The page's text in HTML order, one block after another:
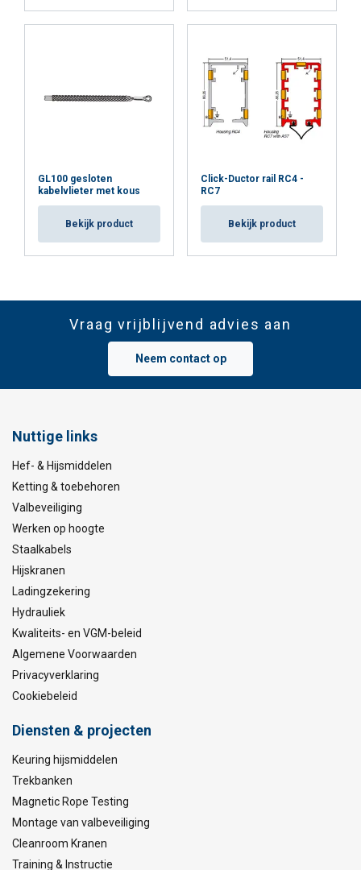
GL100 gesloten
kabelvlieter met kous
Bekijk product
Click-Ductor rail RC4 -
RC7
Bekijk product
Vraag vrijblijvend advies aan
Neem contact op
Nuttige links
Hef- & Hijsmiddelen
Ketting & toebehoren
Valbeveiliging
Werken op hoogte
Staalkabels
Hijskranen
Ladingzekering
Hydrauliek
Kwaliteits- en VGM-beleid
Algemene Voorwaarden
Privacyverklaring
Cookiebeleid
Diensten & projecten
Keuring hijsmiddelen
Trekbanken
Magnetic Rope Testing
Montage van valbeveiliging
Cleanroom Kranen
Training & Instructie